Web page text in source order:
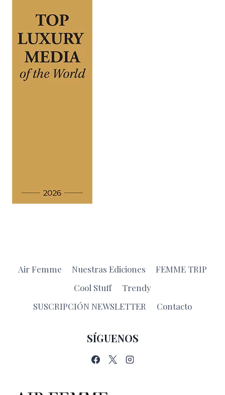
Air Femme Nuestras Ediciones
FEMME TRIP
Cool Stuff
Trendy
SUSCRIPCIÓN NEWSLETTER
Contacto
SÍGUENOS